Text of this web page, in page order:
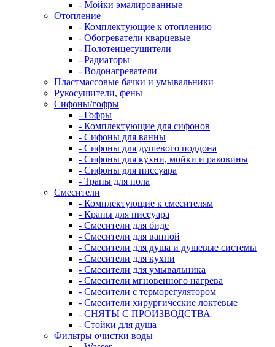
- Мойки эмалированные
Отопление
- Комплектующие к отоплению
- Обогреватели кварцевые
- Полотенцесушители
- Радиаторы
- Водонагреватели
Пластмассовые бачки и умывальники
Рукосушители, фены
Сифоны/гофры
- Гофры
- Комплектующие для сифонов
- Сифоны для ванны
- Сифоны для душевого поддона
- Сифоны для кухни, мойки и раковины
- Сифоны для писсуара
- Трапы для пола
Смесители
- Комплектующие к смесителям
- Краны для писсуара
- Смесители для биде
- Смесители для ванной
- Смесители для душа и душевые системы
- Смесители для кухни
- Смесители для умывальника
- Смесители мгновенного нагрева
- Смесители с терморегулятором
- Смесители хирургические локтевые
- СНЯТЫ С ПРОИЗВОДСТВА
- Стойки для душа
Фильтры очистки воды